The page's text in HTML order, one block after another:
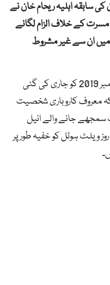
کی سابقہ اہلیہریحامخاننے
مسرت کے خلاف الزام لگانے
ان سےغیر مشروط
ریحام خان کی جانب سے 6 دسمبر 2019 کو جاری کی گئی
کہ معروف کاروباری شخصیت
سمجھے جانے والے انیل
ہوٹل کو خفیہ طور پر